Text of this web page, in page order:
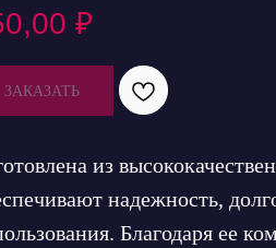
₽
ЗАКАЗАТЬ
из
надежность,
Благодаря ее